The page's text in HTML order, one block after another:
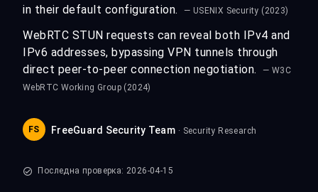
in their default configuration.
— USENIX Security (2023)
WebRTC STUN requests can reveal both IPv4 and
IPv6 addresses, bypassing VPN tunnels through
direct peer-to-peer connection negotiation.
— W3C
WebRTC Working Group (2024)
FS FreeGuard Security Team · Security Research
Последна проверка: 2026-04-15